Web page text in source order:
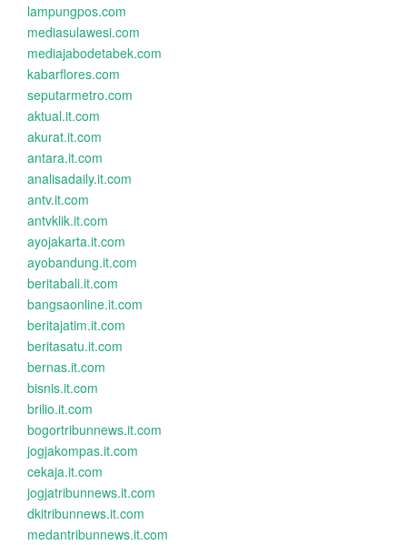
lampungpos.com
mediasulawesi.com
mediajabodetabek.com
kabarflores.com
seputarmetro.com
aktual.it.com
akurat.it.com
antara.it.com
analisadaily.it.com
antv.it.com
antvklik.it.com
ayojakarta.it.com
ayobandung.it.com
beritabali.it.com
bangsaonline.it.com
beritajatim.it.com
beritasatu.it.com
bernas.it.com
bisnis.it.com
brilio.it.com
bogortribunnews.it.com
jogjakompas.it.com
cekaja.it.com
jogjatribunnews.it.com
dkitribunnews.it.com
medantribunnews.it.com